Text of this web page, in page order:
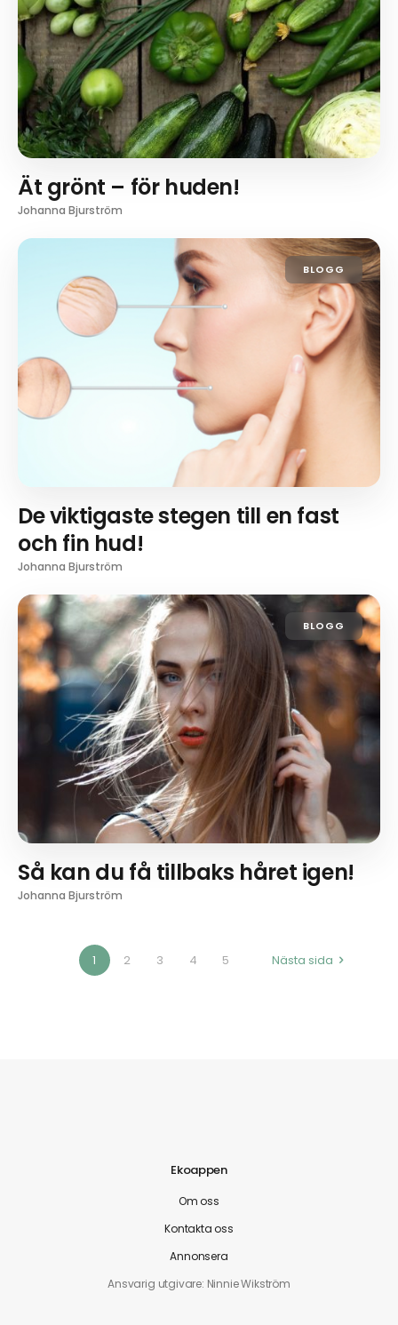
Ät grönt – för huden!
Johanna Bjurström
BLOGG
De viktigaste stegen till en fast
och fin hud!
Johanna Bjurström
BLOGG
Så kan du få tillbaks håret igen!
Johanna Bjurström
1 2 3 4 5 Nästa sida
Ekoappen
Om oss
Kontakta oss
Annonsera
Ansvarig utgivare: Ninnie Wikström